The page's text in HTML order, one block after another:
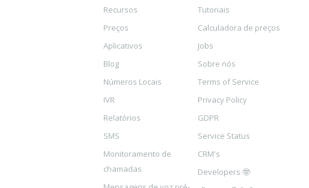
Recursos
Preços
Aplicativos
Blog
Números Locais
IVR
Relatórios
SMS
Monitoramento de
chamadas
Tutoriais
Calculadora de preços
Jobs
Sobre nós
Terms of Service
Privacy Policy
GDPR
Service Status
CRM's
Developers 🤓